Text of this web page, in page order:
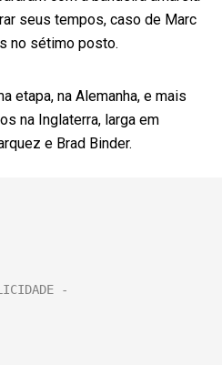
seus tempos, caso de Marc
no sétimo posto.
etapa, na Alemanha, e mais
na Inglaterra, larga em
e Brad Binder.